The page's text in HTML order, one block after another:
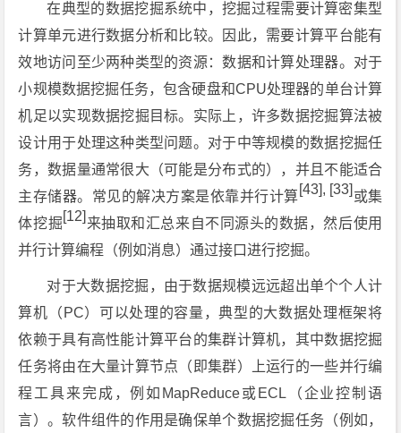
在典型的数据挖掘系统中，挖掘过程需要计算密集型
计算单元进行数据分析和比较。因此，需要计算平台能有
效地访问至少两种类型的资源：数据和计算处理器。对于
小规模数据挖掘任务，包含硬盘和CPU处理器的单台计算
机足以实现数据挖掘目标。实际上，许多数据挖掘算法被
设计用于处理这种类型问题。对于中等规模的数据挖掘任
务，数据量通常很大（可能是分布式的），并且不能适合
主存储器。常见的解决方案是依靠并行计算[43], [33] 或集
体挖掘[12] 来抽取和汇总来自不同源头的数据，然后使用
并行计算编程（例如消息）通过接口进行挖掘。
对于大数据挖掘，由于数据规模远远超出单个个人计
算机（PC）可以处理的容量，典型的大数据处理框架将
依赖于具有高性能计算平台的集群计算机，其中数据挖掘
任务将由在大量计算节点（即集群）上运行的一些并行编
程工具来完成，例如MapReduce或ECL（企业控制语
言）。软件组件的作用是确保单个数据挖掘任务（例如，